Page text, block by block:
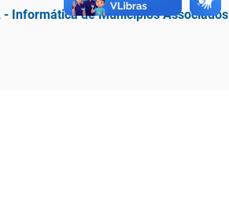
- Informática de Municípios Associados